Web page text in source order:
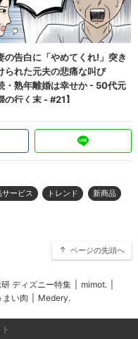
サービス トレンド 新商品
ページの先頭へ
ディズニー特集 mimot.
まい肉 Medery.